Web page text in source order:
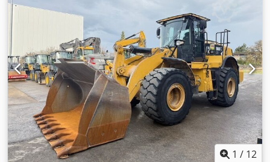
Εξοπλισμός: * Έτος κατασκευής: 2021 * Ώρες λειτουργίας:
2.617 * Κλιματισμός * Υδραυλικός μηχανισμός γρήγορης
αλλαγής εξαρτημάτων Dcjdpfx Aezmpxmjk Hok * Κεντρικό
σύστημα λίπανσης * Ελαστικά σε καλή κατάσταση * Ισχυρός
και οικονομικός κινητήρας ντίζελ CAT Το μηχάνημα έχει υποστεί
τακτική συντήρηση και βρίσκεται σε πολύ καλή τεχνική και
οπτική κατάσταση. Είναι άμεσα έτοιμο για χρήση και είναι
ιδανικό για εργασίες εκσκαφών, οδοστρωμάτων και κατασκευής
υποδομών, καθώς και για γενικές εργασίες γαιανόρυξης. Η
επιθεώρηση και η δοκιμαστική λειτουργία είναι δυνατές
οποιαδήποτε στιγμή κατόπιν συνεννόησης. Εάν επιθυμείτε,
μπορεί να οργανωθεί η μεταφορά του μηχανήματος.
1 / 12